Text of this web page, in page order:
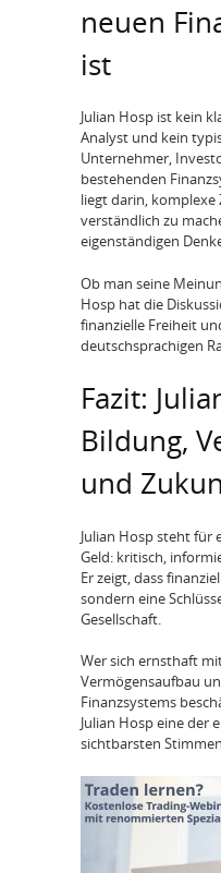
neuen
ist
Julian Hosp ist kein
Analyst und kein
Unternehmer,
bestehenden
liegt darin, komplexe
verständlich zu
eigenständigen
Ob man seine
Hosp hat die
finanzielle Freiheit
deutschsprachigen
Fazit:
Bildung,
und
Julian Hosp steht für
Geld: kritisch,
Er zeigt, dass
sondern eine
Gesellschaft.
Wer sich ernsthaft
Vermögensaufbau
Finanzsystems
Julian Hosp eine der
sichtbarsten